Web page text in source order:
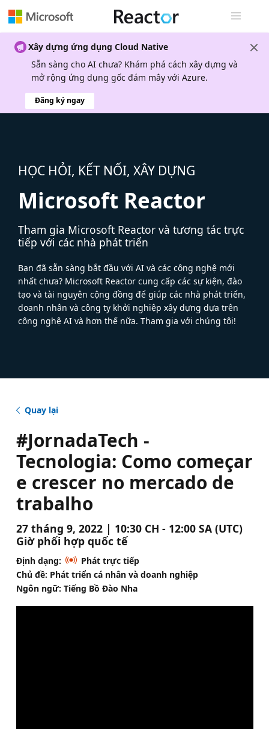
Xây dựng ứng dụng Cloud Native
Sẵn sàng cho AI chưa? Khám phá cách xây dựng và
mở rộng ứng dụng gốc đám mây với Azure.
Đăng ký ngay
HỌC HỎI, KẾT NỐI, XÂY DỰNG
Microsoft Reactor
Tham gia Microsoft Reactor và tương tác trực
tiếp với các nhà phát triển
Bạn đã sẵn sàng bắt đầu với AI và các công nghệ mới
nhất chưa? Microsoft Reactor cung cấp các sự kiện, đào
tạo và tài nguyên cộng đồng để giúp các nhà phát triển,
doanh nhân và công ty khởi nghiệp xây dựng dựa trên
công nghệ AI và hơn thế nữa. Tham gia với chúng tôi!
Quay lại
#JornadaTech -
Tecnologia: Como começar
e crescer no mercado de
trabalho
27 tháng 9, 2022 | 10:30 CH - 12:00 SA (UTC)
Giờ phối hợp quốc tế
Định dạng:
Phát trực tiếp
Chủ đề: Phát triển cá nhân và doanh nghiệp
Ngôn ngữ: Tiếng Bồ Đào Nha